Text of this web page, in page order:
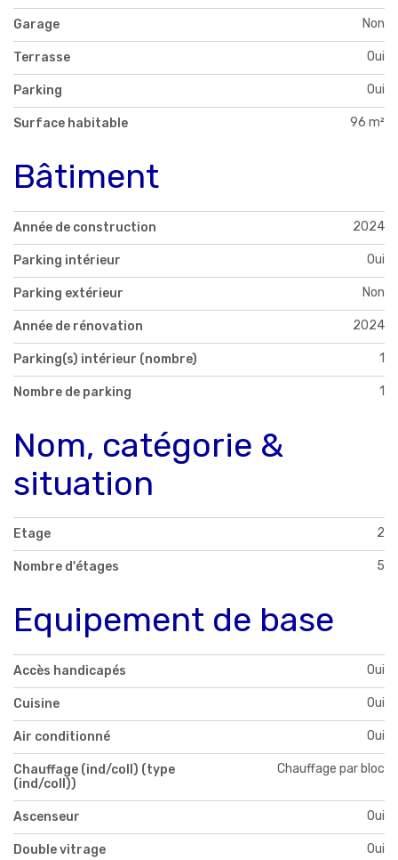
Garage Non
Terrasse Oui
Parking Oui
Surface habitable 96 m²
Bâtiment
Année de construction 2024
Parking intérieur Oui
Parking extérieur Non
Année de rénovation 2024
Parking(s) intérieur (nombre) 1
Nombre de parking 1
Nom, catégorie &
situation
Etage 2
Nombre d'étages 5
Equipement de base
Accès handicapés Oui
Cuisine Oui
Air conditionné Oui
Chauffage (ind/coll) (type
(ind/coll))
Chauffage par bloc
Ascenseur Oui
Double vitrage Oui